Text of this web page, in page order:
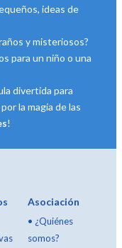
ideas de
y misteriosos?
para un niño o una
divertida para
la magia de las
!
Asociación
• ¿Quiénes
somos?